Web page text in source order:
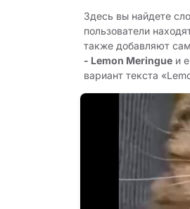
Здесь вы найдете
пользователи
также добавляют
- Lemon Meringue и
вариант текста